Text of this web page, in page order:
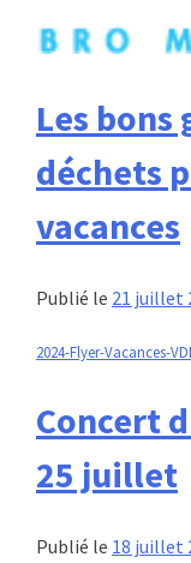
Les bons
déchets
vacances
Publié le 21 juillet
2024-Flyer-Vacances-
Concert
25 juillet
Publié le 18 juillet